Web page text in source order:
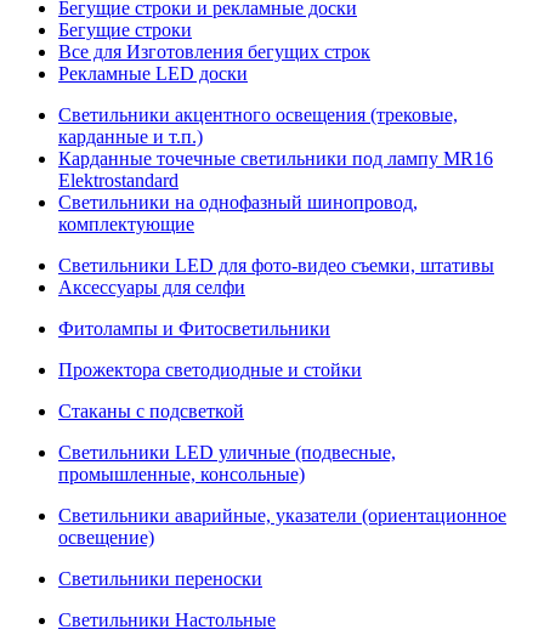
Бегущие строки и рекламные доски
Бегущие строки
Все для Изготовления бегущих строк
Рекламные LED доски
Светильники акцентного освещения (трековые,
карданные и т.п.)
Карданные точечные светильники под лампу MR16
Elektrostandard
Светильники на однофазный шинопровод,
комплектующие
Светильники LED для фото-видео съемки, штативы
Аксессуары для селфи
Фитолампы и Фитосветильники
Прожектора светодиодные и стойки
Стаканы с подсветкой
Светильники LED уличные (подвесные,
промышленные, консольные)
Светильники аварийные, указатели (ориентационное
освещение)
Светильники переноски
Светильники Настольные